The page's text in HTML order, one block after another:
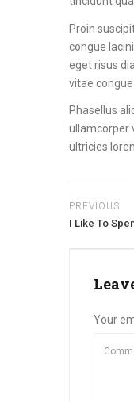
Proin
congue
eget risus
vitae
Phasellus
ullamcorper
ultricies
PREVIOUS
I Like To
Your